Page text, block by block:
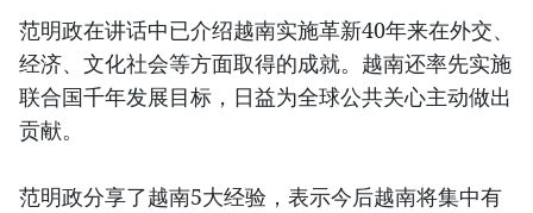
范明政在讲话中已介绍越南实施革新40年来在外交、
经济、文化社会等方面取得的成就。越南还率先实施
联合国千年发展目标，日益为全球公共关心主动做出
贡献。
范明政分享了越南5大经验，表示今后越南将集中有